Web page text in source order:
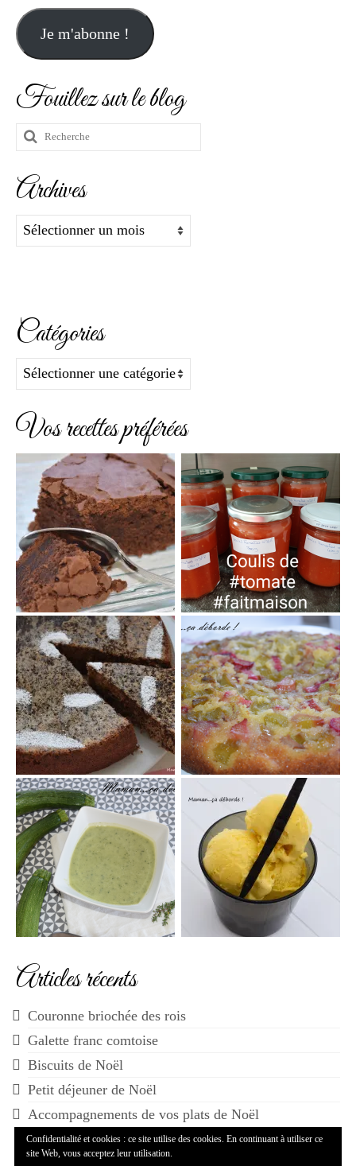
mail
ici
Je m'abonne !
Fouillez sur le blog
Rechercher
Archives
Archives
Catégories
Catégories
Vos recettes préférées
Articles récents
Couronne briochée des rois
Galette franc comtoise
Biscuits de Noël
Petit déjeuner de Noël
Accompagnements de vos plats de Noël
Confidentialité et cookies : ce site utilise des cookies. En continuant à utiliser ce
site Web, vous acceptez leur utilisation.